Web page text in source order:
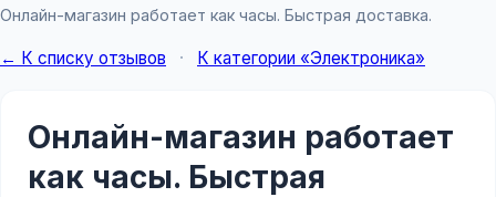
Онлайн-магазин работает как часы. Быстрая доставка.
← К списку отзывов · К категории «Электроника»
Онлайн-магазин работает
как часы. Быстрая